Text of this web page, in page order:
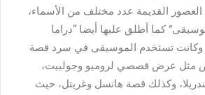
القديمة عدد مختلف من الأسماء،
كما أطلق عليها أيضا “دراما
وكانت تستخدم الموسيقى في سرد قصة
مثل عرض قصصي لروميو وجولييت،
وكذلك قصة هانسل وغريتل، حيث